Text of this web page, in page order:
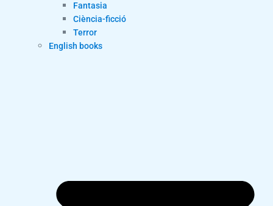
Fantasia
Ciència-ficció
Terror
English books